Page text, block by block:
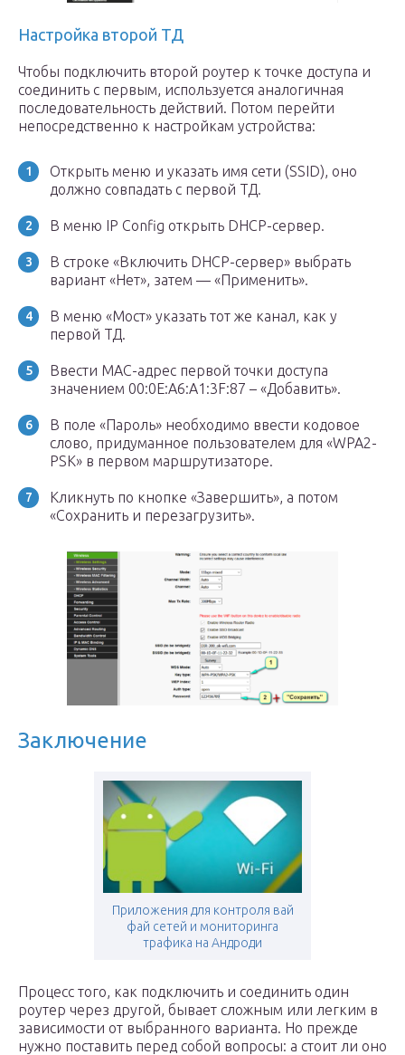
Настройка второй ТД
Чтобы подключить второй роутер к точке доступа и
соединить с первым, используется аналогичная
последовательность действий. Потом перейти
непосредственно к настройкам устройства:
Открыть меню и указать имя сети (SSID), оно
должно совпадать с первой ТД.
В меню IP Config открыть DHCP-сервер.
В строке «Включить DHCP-сервер» выбрать
вариант «Нет», затем — «Применить».
В меню «Мост» указать тот же канал, как у
первой ТД.
Ввести MAC-адрес первой точки доступа
значением 00:0E:A6:A1:3F:87 – «Добавить».
В поле «Пароль» необходимо ввести кодовое
слово, придуманное пользователем для «WPA2-
PSK» в первом маршрутизаторе.
Кликнуть по кнопке «Завершить», а потом
«Сохранить и перезагрузить».
Заключение
Приложения для контроля вай
фай сетей и мониторинга
трафика на Андроди
Процесс того, как подключить и соединить один
роутер через другой, бывает сложным или легким в
зависимости от выбранного варианта. Но прежде
нужно поставить перед собой вопросы: а стоит ли оно